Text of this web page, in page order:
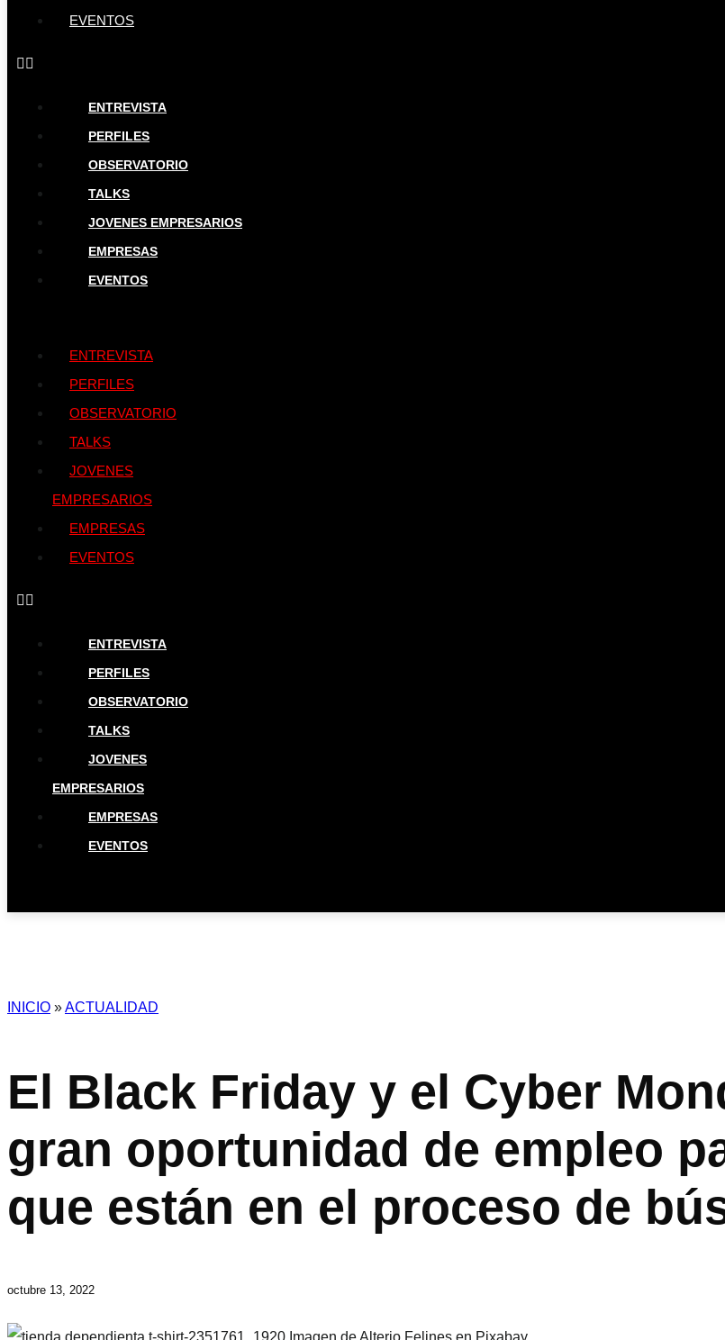
EVENTOS
ENTREVISTA
PERFILES
OBSERVATORIO
TALKS
JOVENES EMPRESARIOS
EMPRESAS
EVENTOS
ENTREVISTA
PERFILES
OBSERVATORIO
TALKS
JOVENES
EMPRESARIOS
EMPRESAS
EVENTOS
ENTREVISTA
PERFILES
OBSERVATORIO
TALKS
JOVENES
EMPRESARIOS
EMPRESAS
EVENTOS
INICIO »ACTUALIDAD
El Black Friday y el Cyber
gran oportunidad de empleo
que están en el proceso de
octubre 13, 2022